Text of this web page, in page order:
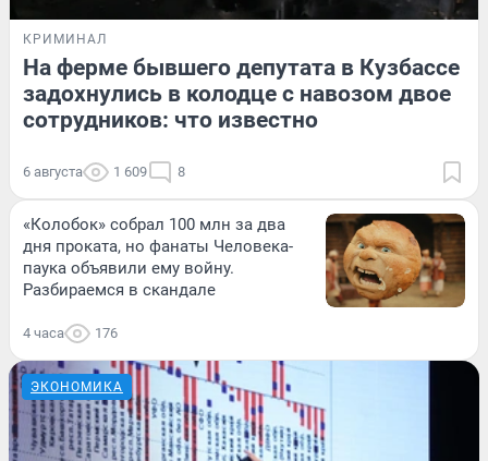
КРИМИНАЛ
На ферме бывшего депутата в Кузбассе
задохнулись в колодце с навозом двое
сотрудников: что известно
6 августа 1 609 8
«Колобок» собрал 100 млн за два
дня проката, но фанаты Человека-
паука объявили ему войну.
Разбираемся в скандале
4 часа 176
ЭКОНОМИКА